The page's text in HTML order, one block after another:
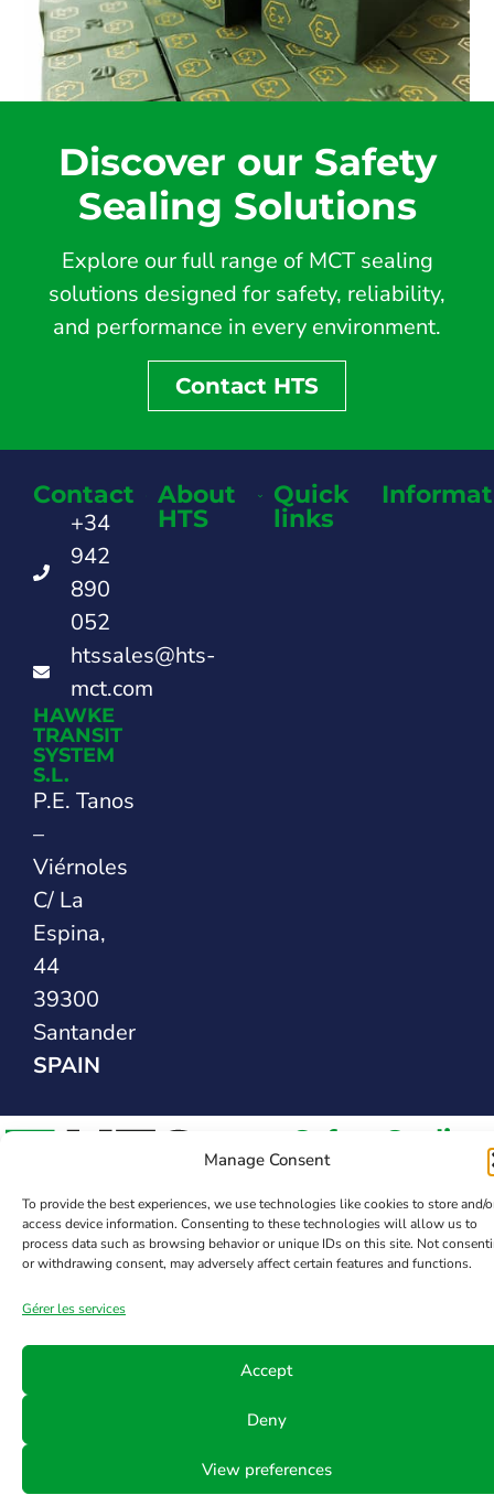
Manage Consent
To provide the best experiences, we use technologies like cookies to store and/
access device information. Consenting to these technologies will allow us to
process data such as browsing behavior or unique IDs on this site. Not
or withdrawing consent, may adversely affect certain features and functions.
Gérer les services
Accept
Deny
View preferences
Discover our Safety
Sealing Solutions
Explore our full range of MCT sealing
solutions designed for safety, reliability,
and performance in every environment.
Contact HTS
Contact
+34
942
890
052
htssales@hts-
mct.com
HAWKE
TRANSIT
SYSTEM
S.L.
P.E. Tanos
–
Viérnoles
C/ La
Espina,
44
39300
Santander
SPAIN
About
HTS
Quick
links
Safety Sealing
Solutions